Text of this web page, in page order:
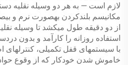
لازم است — به هر دو وسیله نقلیه
مکانیسم بلندکردن بهصورت نرم و
از دو دقیقه طول میکشد تا وسیله نقلیه
استفاده روزانه را کارآمد و بدون
با سیستمهای قفل تکمیلی،
خاموش شدن خودکار که از وقوع